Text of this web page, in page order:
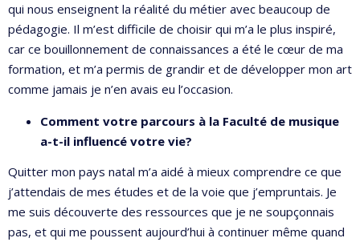
qui nous enseignent la réalité du métier avec beaucoup de
pédagogie. Il m’est difficile de choisir qui m’a le plus inspiré,
car ce bouillonnement de connaissances a été le cœur de ma
formation, et m’a permis de grandir et de développer mon art
comme jamais je n’en avais eu l’occasion.
Comment votre parcours à la Faculté de musique
a-t-il influencé votre vie?
Quitter mon pays natal m’a aidé à mieux comprendre ce que
j’attendais de mes études et de la voie que j’empruntais. Je
me suis découverte des ressources que je ne soupçonnais
pas, et qui me poussent aujourd’hui à continuer même quand